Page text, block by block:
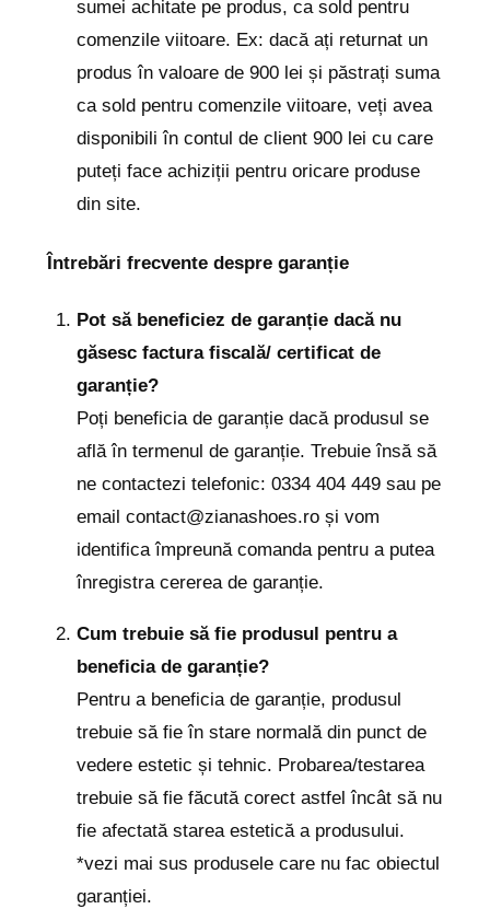
sumei achitate pe produs, ca sold pentru
comenzile viitoare. Ex: dacă ați returnat un
produs în valoare de 900 lei și păstrați suma
ca sold pentru comenzile viitoare, veți avea
disponibili în contul de client 900 lei cu care
puteți face achiziții pentru oricare produse
din site.
Întrebări frecvente despre garanție
Pot să beneficiez de garanție dacă nu
găsesc factura fiscală/ certificat de
garanție?
Poți beneficia de garanție dacă produsul se
află în termenul de garanție. Trebuie însă să
ne contactezi telefonic: 0334 404 449 sau pe
email contact@zianashoes.roși vom
identifica împreună comanda pentru a putea
înregistra cererea de garanție.
Cum trebuie să fie produsul pentru a
beneficia de garanție?
Pentru a beneficia de garanție, produsul
trebuie să fie în stare normală din punct de
vedere estetic și tehnic. Probarea/testarea
trebuie să fie făcută corect astfel încât să nu
fie afectată starea estetică a produsului.
*vezi mai sus produsele care nu fac obiectul
garanției.